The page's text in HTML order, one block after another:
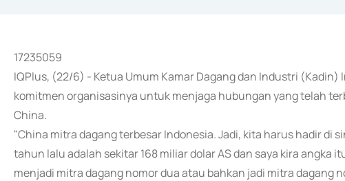
17235059
IQPlus, (22/6) - Ketua Umum Kamar Dagang dan Industri
komitmen organisasinya untuk menjaga hubungan yang telah
China.
"China mitra dagang terbesar Indonesia. Jadi, kita harus hadir di
tahun lalu adalah sekitar 168 miliar dolar AS dan saya kira angka
menjadi mitra dagang nomor dua atau bahkan jadi mitra dagang